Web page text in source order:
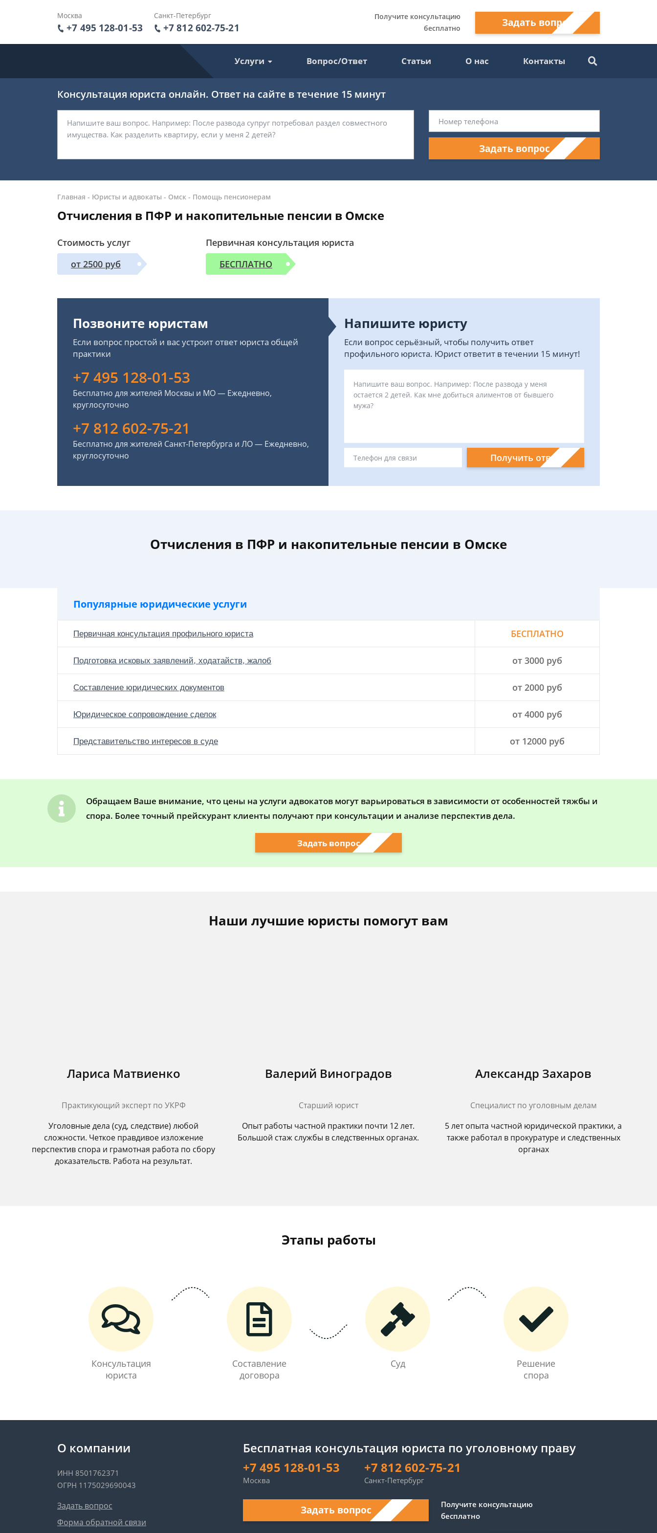
Москва
+7 495 128-01-53
Санкт-Петербург
+7 812 602-75-21
Получите консультацию
бесплатно
Задать вопрос
Услуги Вопрос/Ответ Статьи О нас Контакты
Консультация юриста онлайн. Ответ на сайте в течение 15 минут
Задать вопрос
Главная - Юристы и адвокаты - Омск - Помощь пенсионерам
Отчисления в ПФР и накопительные пенсии в Омске
Стоимость услуг
от 2500 руб
Первичная консультация юриста
БЕСПЛАТНО
Позвоните юристам
Если вопрос простой и вас устроит ответ юриста общей
практики
+7 495 128-01-53
Бесплатно для жителей Москвы и МО — Ежедневно,
круглосуточно
+7 812 602-75-21
Бесплатно для жителей Санкт-Петербурга и ЛО — Ежедневно,
круглосуточно
Напишите юристу
Если вопрос серьёзный, чтобы получить ответ
профильного юриста. Юрист ответит в течении 15 минут!
Получить ответ
Отчисления в ПФР и накопительные пенсии в Омске
Популярные юридические услуги
Первичная консультация профильного юриста БЕСПЛАТНО
Подготовка исковых заявлений, ходатайств, жалоб от 3000 руб
Составление юридических документов от 2000 руб
Юридическое сопровождение сделок от 4000 руб
Представительство интересов в суде от 12000 руб
Обращаем Ваше внимание, что цены на услуги адвокатов могут варьироваться в зависимости от особенностей тяжбы и
спора. Более точный прейскурант клиенты получают при консультации и анализе перспектив дела.
Задать вопрос
Наши лучшие юристы помогут вам
Лариса Матвиенко
Практикующий эксперт по УКРФ
Уголовные дела (суд, следствие) любой
сложности. Четкое правдивое изложение
перспектив спора и грамотная работа по сбору
доказательств. Работа на результат.
Валерий Виноградов
Старший юрист
Опыт работы частной практики почти 12 лет.
Большой стаж службы в следственных органах.
Александр Захаров
Специалист по уголовным делам
5 лет опыта частной юридической практики, а
также работал в прокуратуре и следственных
органах
Этапы работы
Консультация
юриста
Составление
договора
Суд
Решение
спора
О компании
ИНН 8501762371
ОГРН 1175029690043
Задать вопрос
Форма обратной связи
Бесплатная консультация юриста по уголовному праву
+7 495 128-01-53
Москва
+7 812 602-75-21
Санкт-Петербург
Задать вопрос
Получите консультацию
бесплатно
Здравствуйте! Я дежурный
юрист-консультант сайта,